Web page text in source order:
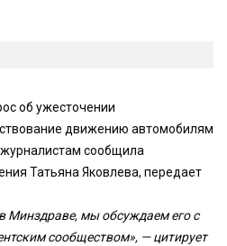
об ужесточении
движению автомобилям
сообщила
Татьяна Яковлева, передает
Минздраве, мы обсуждаем его с
сообществом», — цитирует